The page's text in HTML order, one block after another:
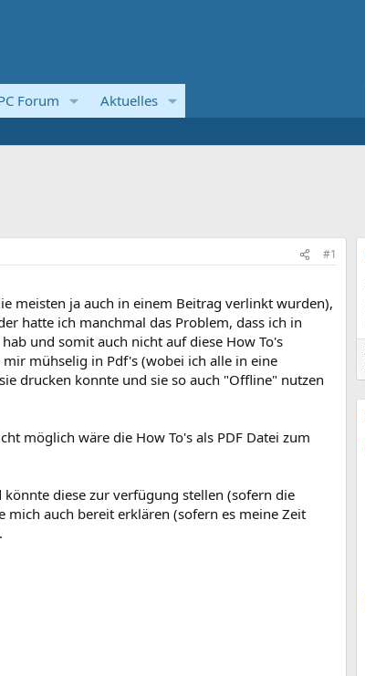
Forum Aktuelles
#1
meisten ja auch in einem Beitrag verlinkt wurden),
hatte ich manchmal das Problem, dass ich in
und somit auch nicht auf diese How To's
mühselig in Pdf's (wobei ich alle in eine
drucken konnte und sie so auch "Offline" nutzen
möglich wäre die How To's als PDF Datei zum
diese zur verfügung stellen (sofern die
auch bereit erklären (sofern es meine Zeit